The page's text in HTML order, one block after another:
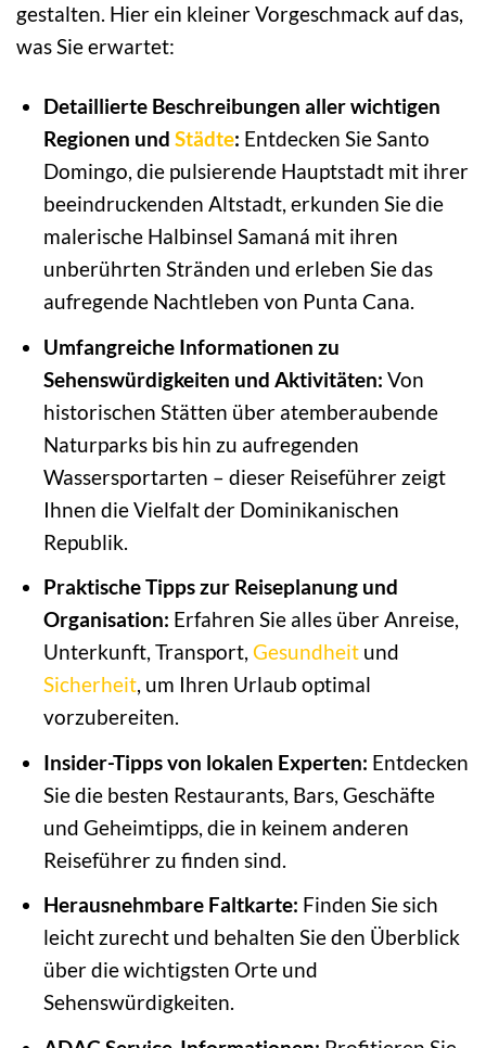
gestalten. Hier ein kleiner Vorgeschmack auf das,
was Sie erwartet:
Detaillierte Beschreibungen aller wichtigen
Regionen und Städte: Entdecken Sie Santo
Domingo, die pulsierende Hauptstadt mit ihrer
beeindruckenden Altstadt, erkunden Sie die
malerische Halbinsel Samaná mit ihren
unberührten Stränden und erleben Sie das
aufregende Nachtleben von Punta Cana.
Umfangreiche Informationen zu
Sehenswürdigkeiten und Aktivitäten: Von
historischen Stätten über atemberaubende
Naturparks bis hin zu aufregenden
Wassersportarten – dieser Reiseführer zeigt
Ihnen die Vielfalt der Dominikanischen
Republik.
Praktische Tipps zur Reiseplanung und
Organisation: Erfahren Sie alles über Anreise,
Unterkunft, Transport, Gesundheitund
Sicherheit, um Ihren Urlaub optimal
vorzubereiten.
Insider-Tipps von lokalen Experten: Entdecken
Sie die besten Restaurants, Bars, Geschäfte
und Geheimtipps, die in keinem anderen
Reiseführer zu finden sind.
Herausnehmbare Faltkarte: Finden Sie sich
leicht zurecht und behalten Sie den Überblick
über die wichtigsten Orte und
Sehenswürdigkeiten.